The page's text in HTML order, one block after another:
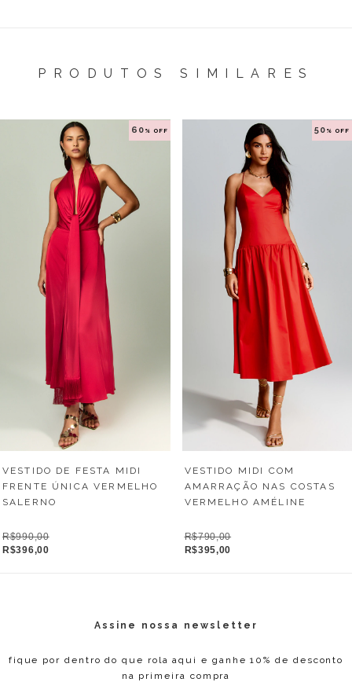
PRODUTOS SIMILARES
60 % OFF
VESTIDO DE FESTA MIDI
FRENTE ÚNICA VERMELHO
SALERNO
R$990,00
R$396,00
50 % OFF
VESTIDO MIDI COM
AMARRAÇÃO NAS COSTAS
VERMELHO AMÉLINE
R$790,00
R$395,00
Assine nossa newsletter
fique por dentro do que rola aqui e ganhe 10% de desconto
na primeira compra